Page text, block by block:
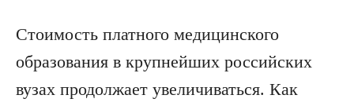
Стоимость платного медицинского
образования в крупнейших российских
вузах продолжает увеличиваться. Как